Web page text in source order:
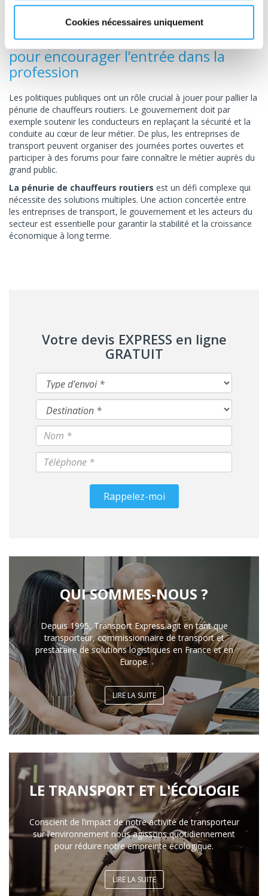
Cookies nécessaires uniquement
et l'efficacité opérationnelle.
Politiques publiques et incitations
pour encourager l’entrée dans la
profession
Les politiques publiques ont un rôle crucial à jouer pour pallier la
pénurie de chauffeurs routiers. Le gouvernement doit par
exemple soutenir les conducteurs en replaçant la sécurité et la
conduite au cœur de leur métier. De plus, les entreprises de
transport peuvent organiser des journées portes ouvertes et
participer à des forums pour faire connaître le métier auprès du
grand public.
La pénurie de chauffeurs routiers est un défi complexe qui
nécessite des solutions multiples. Une action concertée entre
les entreprises de transport, le gouvernement et les acteurs du
secteur est essentielle pour garantir la stabilité et la croissance
économique à long terme.
Votre devis EXPRESS en ligne
GRATUIT
Rappelez-moi
QUI SOMMES-NOUS ?
Depuis 1995, Transport Express agit en tant que
transporteur, commissionnaire de transport et
prestataire de solutions logistiques en France et en
Europe.
LIRE LA SUITE
LE TRANSPORT ET L'ÉCOLOGIE
Conscient de l’impact de notre activité de transporteur
sur l’environnement nous agissons quotidiennement
pour réduire notre empreinte écologique.
LIRE LA SUITE